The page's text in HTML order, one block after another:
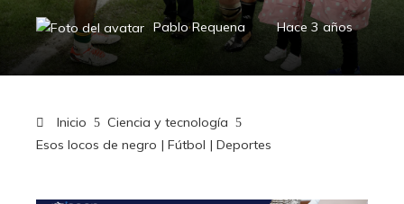
Pablo Requena Hace 3 años
Inicio
Ciencia y tecnología
Esos locos de negro | Fútbol | Deportes